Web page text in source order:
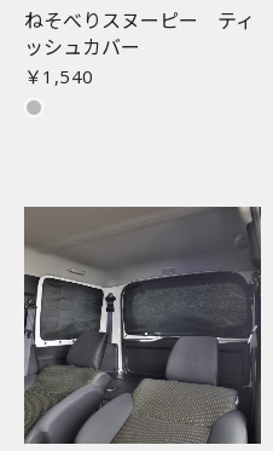
ねそべりスヌーピー ティ
ッシュカバー
￥1,540